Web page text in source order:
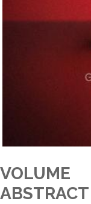
VOLUME